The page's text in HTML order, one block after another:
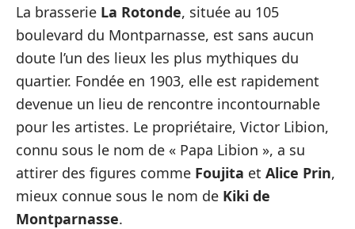
La brasserie La Rotonde, située au 105
boulevard du Montparnasse, est sans aucun
doute l’un des lieux les plus mythiques du
quartier. Fondée en 1903, elle est rapidement
devenue un lieu de rencontre incontournable
pour les artistes. Le propriétaire, Victor Libion,
connu sous le nom de « Papa Libion », a su
attirer des figures comme Foujita et Alice Prin,
mieux connue sous le nom de Kiki de
Montparnasse.